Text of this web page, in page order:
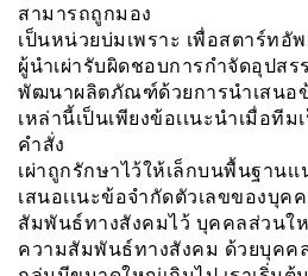
สามารถถูกมอง
เป็นหน่วยบ่มเพราะ เพื่อสตาร์ทอั
ผู้นำเผ่ารับผิดชอบการกำจัดอุปส
พัฒนาผลิตภัณฑ์ด้วยการนำเสนอ
เหล่านี้เป็นเพียงข้อเเนะนำเมื่อที
คำสั่ง
เผ่าถูกรักษาไว้ให้เล็กบนพื้นฐานเ
เสนอเเนะข้อจำกัดตัวเลขของบุ
สัมพันธ์ทางสังคมไว้ บุคคลส่วนใ
ความสัมพันธ์ทางสังคม ด้วยบุคค